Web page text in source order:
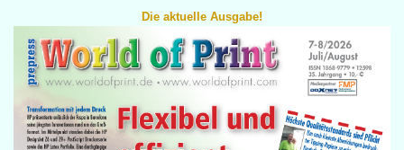
Die aktuelle Ausgabe!